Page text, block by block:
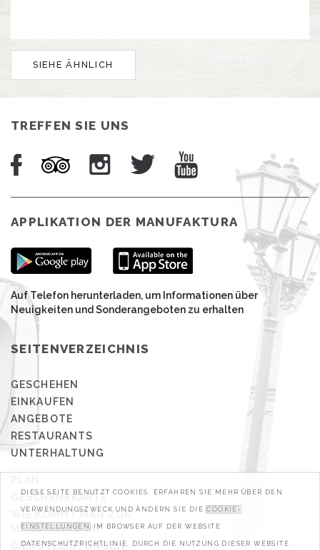
SIEHE ÄHNLICH
TREFFEN SIE UNS
APPLIKATION DER MANUFAKTURA
Auf Telefon herunterladen, um Informationen über
Neuigkeiten und Sonderangeboten zu erhalten
SEITENVERZEICHNIS
GESCHEHEN
EINKAUFEN
ANGEBOTE
RESTAURANTS
UNTERHALTUNG
GESCHENKKARTE
WIE KOMMT MAN ZUR
MANUFAKTURA?
DIENSTLEISTUNGEN
DIESE SEITE BENUTZT COOKIES. ERFAHREN SIE MEHR ÜBER DEN
VERWENDUNGSZWECK UND ÄNDERN SIE DIE COOKIE-
EINSTELLUNGEN IM BROWSER AUF DER WEBSITE
DATENSCHUTZRICHTLINIE. DURCH DIE NUTZUNG DIESER WEBSITE